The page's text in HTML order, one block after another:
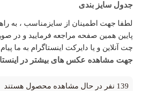
جدول سایز بندی
لطفا جهت اطمینان از سایزمناسب ، به
پایین همین صفحه مراجعه فرمایید و در
چت آنلاین و یا دایرکت اینستاگرام به ما
جهت مشاهده عکس های بیشتر در
139 نفر در حال مشاهده محصول هستند